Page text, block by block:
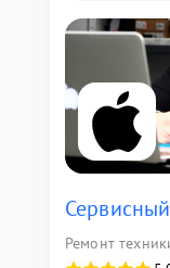
Ремонт